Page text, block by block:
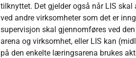
tilknyttet. Det gjelder også når LIS
ved andre virksomheter som det er
supervisjon skal gjennomføres ved
arena og virksomhet, eller LIS kan
på den enkelte læringsarena brukes